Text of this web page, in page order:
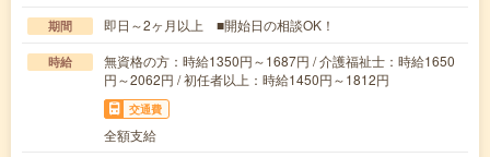
期間 即日～2ヶ月以上 ■開始日の相談OK！
時給
無資格の方：時給1350円～1687円 / 介護福祉士：時給1650
円～2062円 / 初任者以上：時給1450円～1812円
交通費
全額支給